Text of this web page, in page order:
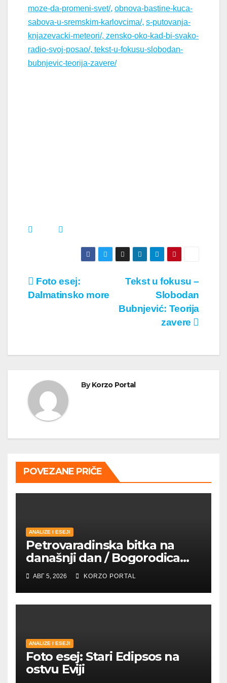
moze-da-promeni-svet/, obnova-bastine-kuca-
sabova-u-sremskim-karlovcima/, s-putovanja-
knjazevacki-meteori/, zensko-oko-kad-bi-svako-
radio-svoj-posao/, tekst-u-fokusu-slobodan-
bubnjevic-teorija-zavere/
Кретање
Tekst u fokusu –
Slobodan
Bubnjević: Teorija
zavere
Foto esej:
Dalmatinsko more
ByKorzo Portal
POVEZANE PRIČE
ANALIZE I ESEJI
Petrovaradinska bitka na
današnji dan / Bogorodica
pobednica u
petrovaradinskom Podgrađu
АВГ 5, 2026 KORZO PORTAL
ANALIZE I ESEJI
Foto esej: Stari Edipsos na
ostvu Eviji